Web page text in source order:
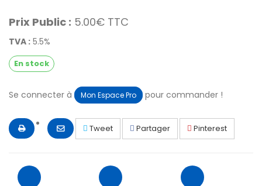
Prix Public : 5.00€ TTC
TVA : 5.5%
En stock
Se connecter à Mon Espace Pro pour commander !
Tweet Partager Pinterest